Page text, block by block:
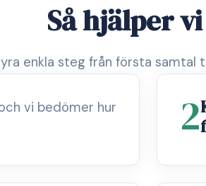
Så hjälper
enkla steg från första samtal
vi bedömer hur
2